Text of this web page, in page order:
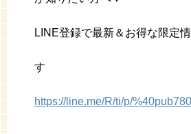
LINE登録で最新＆お得な限定
す
https://line.me/R/ti/p/